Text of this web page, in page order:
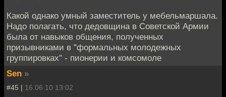
Какой однако умный заместитель у мебельмаршала.
Надо полагать, что дедовщина в Советской Армии
была от навыков общения, полученных
призывниками в "формальных молодежных
группировках" - пионерии и комсомоле
Sen »
#45 | 16.06.10 13:02